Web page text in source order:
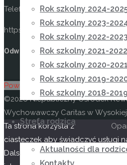
Rok szkolny 2024-
Rok szkolny 2023-
Rok szkolny 2022-2023
Rok szkolny 2021-2022
Rok szkolny 2020-2021
Rok szkolny 2019-
Rok szkolny 2018-2019
Strefa rodzica
Aktualności dla
Telefon: (17) 22 58 055
https://osrodekwysoka.pl
Odwiedź nas na facebooku
Powrót na górę
©2026 Niepubliczny Ośrodek
Wychowawczy Caritas w Wysokiej
Ta strona korzysta z
ciasteczek aby świadczyć usługi
Dalsze korzystanie ze strony